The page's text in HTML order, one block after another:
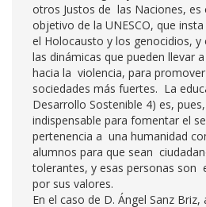
otros Justos de las Naciones, es
objetivo de la UNESCO, que
el Holocausto y los genocidios,
las dinámicas que pueden llevar
hacia la violencia, para
sociedades más fuertes. La
Desarrollo Sostenible 4) es,
indispensable para fomentar el
pertenencia a una humanidad
alumnos para que sean
tolerantes, y esas personas son
por sus valores.
En el caso de D. Ángel Sanz